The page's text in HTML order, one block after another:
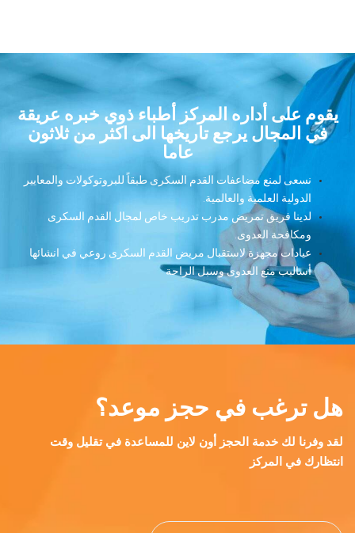
يقوم على أداره المركز أطباء ذوي خبره عريقة
في المجال يرجع تاريخها الى اكثر من ثلاثون
عاما
نسعى لمنع مضاعفات القدم السكرى طبقاً للبروتوكولات والمعايير
الدولية العلمية والعالمية.
لدينا فريق تمريض مدرب تدريب خاص لمجال القدم السكرى
ومكافحة العدوى.
عيادات مجهزة لاستقبال مريض القدم السكرى روعي في انشائها
أساليب منع العدوى وسبل الراحة
هل ترغب في حجز موعد؟
لقد وفرنا لك خدمة الحجز أون لاين للمساعدة في تقليل وقت
انتظارك في المركز